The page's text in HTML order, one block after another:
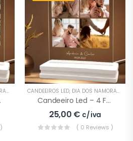
EVENTOS ESPECIAIS
CANDEEIROS LED, DIA DOS NAMORADOS
Candeeiro Led – 4 Fotografias
25,00 € c/ iva
( 0 Reviews )